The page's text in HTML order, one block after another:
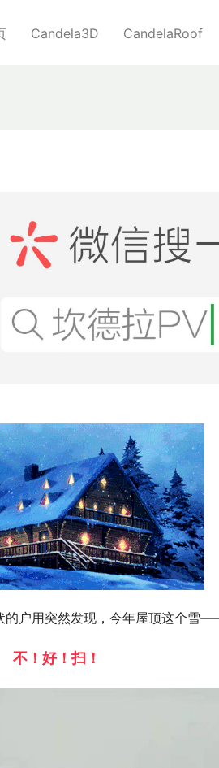
Candela3D CandelaRoof
的户用突然发现，今年屋顶这个雪
不！好！扫！